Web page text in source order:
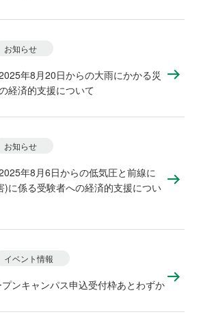
お知らせ
年8月20日からの大雨にかかる災
経済的支援について
お知らせ
年8月6日からの低気圧と前線に
)に係る受験者への経済的支援につい
イベント情報
ンキャンパス申込受付枠あとわずか